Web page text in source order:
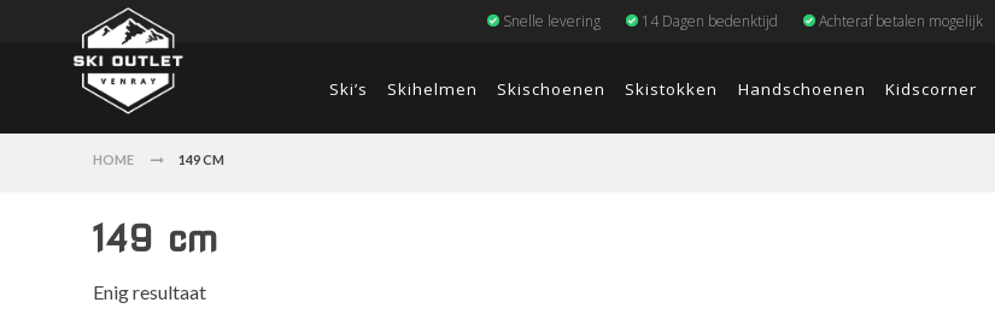
Snelle levering 14 Dagen bedenktijd Achteraf betalen mogelijk
Ski’s Skihelmen Skischoenen Skistokken Handschoenen Kidscorner
HOME 149 CM
149 cm
Enig resultaat